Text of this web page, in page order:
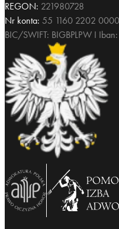
REGON: 221980728
Nr konta: 55 1160 2202
BIC/SWIFT: BIGBPLPW I Iban: